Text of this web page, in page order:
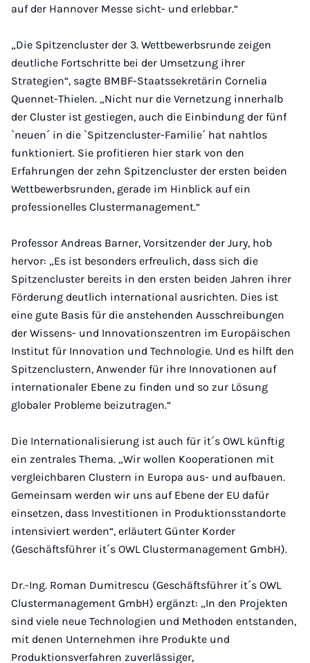
auf der Hannover Messe sicht- und erlebbar.“
„Die Spitzencluster der 3. Wettbewerbsrunde zeigen
deutliche Fortschritte bei der Umsetzung ihrer
Strategien“, sagte BMBF-Staatssekretärin Cornelia
Quennet-Thielen. „Nicht nur die Vernetzung innerhalb
der Cluster ist gestiegen, auch die Einbindung der fünf
`neuen´ in die `Spitzencluster-Familie´ hat nahtlos
funktioniert. Sie profitieren hier stark von den
Erfahrungen der zehn Spitzencluster der ersten beiden
Wettbewerbsrunden, gerade im Hinblick auf ein
professionelles Clustermanagement.“
Professor Andreas Barner, Vorsitzender der Jury, hob
hervor: „Es ist besonders erfreulich, dass sich die
Spitzencluster bereits in den ersten beiden Jahren ihrer
Förderung deutlich international ausrichten. Dies ist
eine gute Basis für die anstehenden Ausschreibungen
der Wissens- und Innovationszentren im Europäischen
Institut für Innovation und Technologie. Und es hilft den
Spitzenclustern, Anwender für ihre Innovationen auf
internationaler Ebene zu finden und so zur Lösung
globaler Probleme beizutragen.“
Die Internationalisierung ist auch für it´s OWL künftig
ein zentrales Thema. „Wir wollen Kooperationen mit
vergleichbaren Clustern in Europa aus- und aufbauen.
Gemeinsam werden wir uns auf Ebene der EU dafür
einsetzen, dass Investitionen in Produktionsstandorte
intensiviert werden“, erläutert Günter Korder
(Geschäftsführer it´s OWL Clustermanagement GmbH).
Dr.-Ing. Roman Dumitrescu (Geschäftsführer it´s OWL
Clustermanagement GmbH) ergänzt: „In den Projekten
sind viele neue Technologien und Methoden entstanden,
mit denen Unternehmen ihre Produkte und
Produktionsverfahren zuverlässiger,